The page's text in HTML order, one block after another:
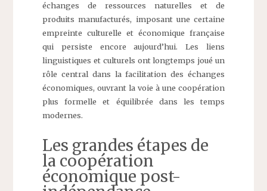
échanges de ressources naturelles et de
produits manufacturés, imposant une certaine
empreinte culturelle et économique française
qui persiste encore aujourd’hui. Les liens
linguistiques et culturels ont longtemps joué un
rôle central dans la facilitation des échanges
économiques, ouvrant la voie à une coopération
plus formelle et équilibrée dans les temps
modernes.
Les grandes étapes de
la coopération
économique post-